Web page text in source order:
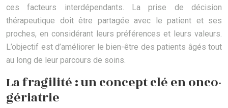
ces facteurs interdépendants. La prise de décision
thérapeutique doit être partagée avec le patient et ses
proches, en considérant leurs préférences et leurs valeurs.
L’objectif est d’améliorer le bien-être des patients âgés tout
au long de leur parcours de soins.
La fragilité : un concept clé en onco-
gériatrie